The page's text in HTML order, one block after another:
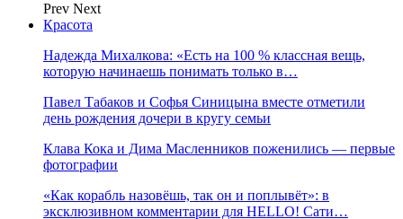
Prev Next
Красота
Надежда Михалкова: «Есть на 100 % классная вещь,
которую начинаешь понимать только в…
Павел Табаков и Софья Синицына вместе отметили
день рождения дочери в кругу семьи
Клава Кока и Дима Масленников поженились — первые
фотографии
«Как корабль назовёшь, так он и поплывёт»: в
эксклюзивном комментарии для HELLO! Сати…